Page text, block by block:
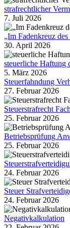
strafrechtlicher
7. Juli 2026
„Im Fadenkreuz
30. April 2026
steuerliche Haftung
5. März 2026
Steuerfahndung
27. Februar 2026
Steuerstrafrecht
25. Februar 2026
Betriebsprüfung
25. Februar 2026
24. Februar 2026
Steuer
24. Februar 2026
Negativkalkulation